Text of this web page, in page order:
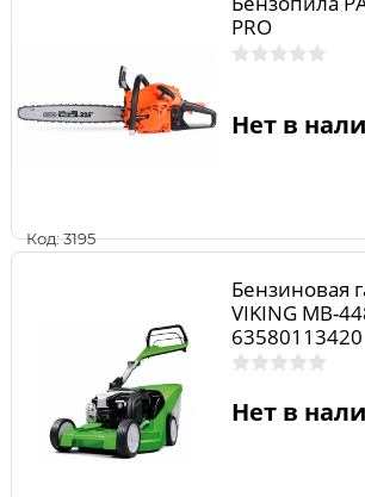
Код: 3195
PRO
Нет в
Бензиновая
VIKING МВ-
63580113420
Нет в